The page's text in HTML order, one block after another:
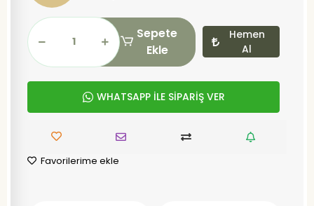
Sepete
Ekle
Hemen
Al
WHATSAPP İLE SİPARİŞ VER
Favorilerime ekle